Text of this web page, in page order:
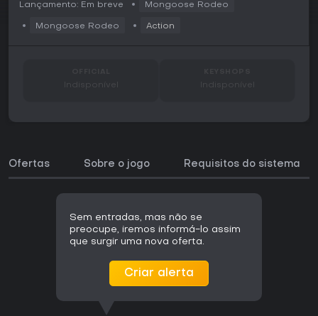
Lançamento: Em breve Mongoose Rodeo
Mongoose Rodeo Action
Indisponível Indisponível
Ofertas Sobre o jogo Requisitos do sistema
Sem entradas, mas não se
preocupe, iremos informá-lo assim
que surgir uma nova oferta.
Criar alerta